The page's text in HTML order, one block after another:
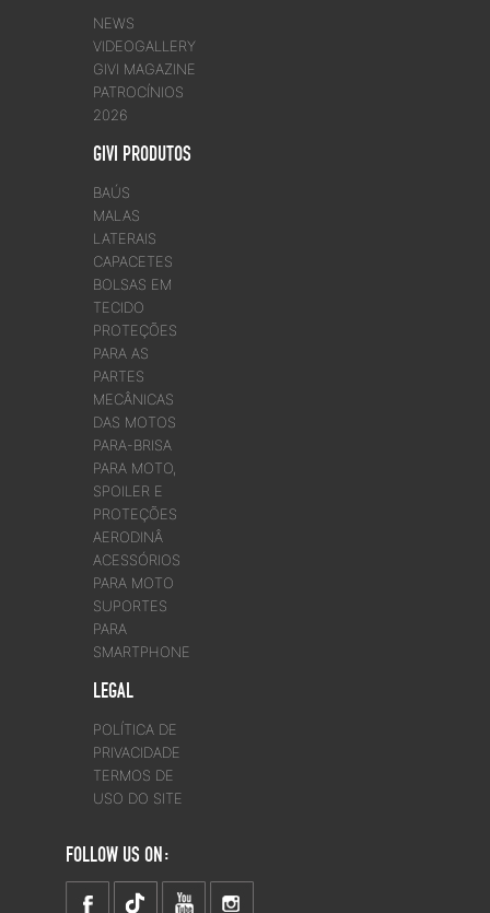
NEWS
VIDEOGALLERY
GIVI MAGAZINE
PATROCÍNIOS
2026
GIVI PRODUTOS
BAÚS
MALAS
LATERAIS
CAPACETES
BOLSAS EM
TECIDO
PROTEÇÕES
PARA AS
PARTES
MECÂNICAS
DAS MOTOS
PARA-BRISA
PARA MOTO,
SPOILER E
PROTEÇÕES
AERODINÂ
ACESSÓRIOS
PARA MOTO
SUPORTES
PARA
SMARTPHONE
LEGAL
POLÍTICA DE
PRIVACIDADE
TERMOS DE
USO DO SITE
FOLLOW US ON: